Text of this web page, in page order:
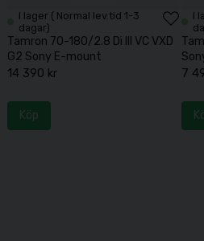
I lager ( Normal lev.tid 1-3
dagar)
Tamron 70-180/2.8 Di III VC VXD
G2 Sony E-mount
14 390 kr
Köp
I
7